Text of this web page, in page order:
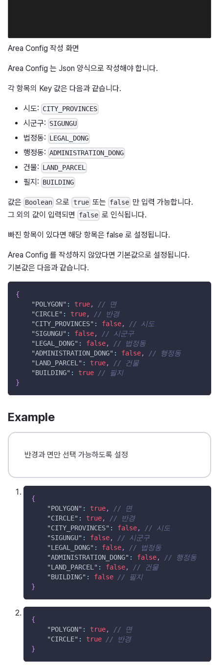
Area Config 작성 화면
Area Config 는 Json 양식으로 작성해야 합니다.
각 항목의 Key 값은 다음과 같습니다.
시도: CITY_PROVINCES
시군구: SIGUNGU
법정동: LEGAL_DONG
행정동: ADMINISTRATION_DONG
건물: LAND_PARCEL
필지: BUILDING
값은 Boolean 으로 true또는 false 만 입력 가능합니다.
그 외의 값이 입력되면
false 로 인식됩니다.
빠진 항목이 있다면 해당 항목은 false 로 설정됩니다.
Area Config 를 작성하지 않았다면 기본값으로 설정됩니다.
기본값은 다음과 같습니다.
{
"POLYGON" : true,
// 면
"CIRCLE" : true,
// 반경
"CITY_PROVINCES" : false,
// 시도
"SIGUNGU" : false,
// 시군구
"LEGAL_DONG" : false,
// 법정동
"ADMINISTRATION_DONG" : false,
// 행정동
"LAND_PARCEL" : true,
// 건물
"BUILDING" : true
// 필지
}
Example
반경과 면만 선택 가능하도록 설정
{
"POLYGON" : true,
// 면
"CIRCLE" : true,
// 반경
"CITY_PROVINCES" : false,
// 시도
"SIGUNGU" : false,
// 시군구
"LEGAL_DONG" : false,
// 법정동
"ADMINISTRATION_DONG" : false,
// 행정동
"LAND_PARCEL" : false,
// 건물
"BUILDING" : false
// 필지
}
{
"POLYGON" : true,
// 면
"CIRCLE" : true
// 반경
}